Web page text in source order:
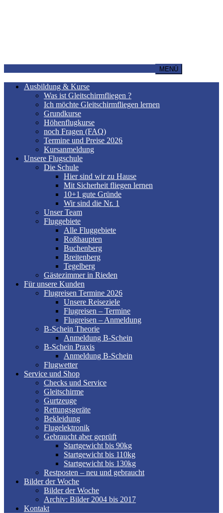
MENÜ
Ausbildung & Kurse
Was ist Gleitschirmfliegen ?
Ich möchte Gleitschirmfliegen lernen
Grundkurse
Höhenflugkurse
noch Fragen (FAQ)
Termine und Preise 2026
Kursanmeldung
Unsere Flugschule
Die Schule
Hier sind wir zu Hause
Mit Sicherheit fliegen lernen
10+1 gute Gründe
Wir sind die Nr. 1
Unser Team
Fluggebiete
Alle Fluggebiete
Roßhaupten
Buchenberg
Breitenberg
Tegelberg
Gästezimmer in Rieden
Für unsere Kunden
Flugreisen Termine 2026
Unsere Reiseziele
Flugreisen – Termine
Flugreisen – Anmeldung
B-Schein Theorie
Anmeldung B-Schein
B-Schein Praxis
Anmeldung B-Schein
Flugwetter
Service und Shop
Checks und Service
Gleitschirme
Gurtzeuge
Rettungsgeräte
Bekleidung
Flugelektronik
Gebraucht aber geprüft
Startgewicht bis 90kg
Startgewicht bis 110kg
Startgewicht bis 130kg
Restposten – neu und gebraucht
Bilder der Woche
Bilder der Woche
Archiv: Bilder 2004 bis 2017
Kontakt